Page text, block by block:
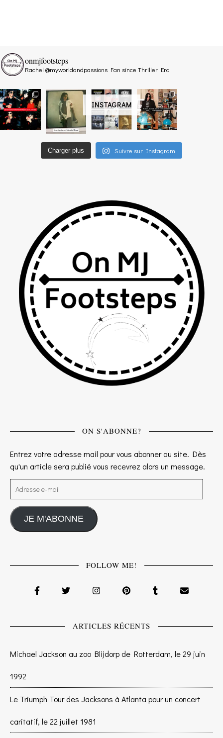
INSTAGRAM
onmjfootsteps
Rachel @myworldandpassions Fan since Thriller Era
Charger plus Suivre sur Instagram
ON S'ABONNE?
Entrez votre adresse mail pour vous abonner au site. Dès
qu'un article sera publié vous recevrez alors un message.
Adresse e-mail
JE M'ABONNE
FOLLOW ME!
ARTICLES RÉCENTS
Michael Jackson au zoo Blijdorp de Rotterdam, le 29 juin
1992
Le Triumph Tour des Jacksons à Atlanta pour un concert
caritatif, le 22 juillet 1981